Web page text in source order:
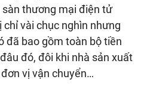
sàn thương mại điện tử
chỉ vài chục nghìn nhưng
đã bao gồm toàn bộ tiền
đó, đôi khi nhà sản xuất
vị vận chuyển…